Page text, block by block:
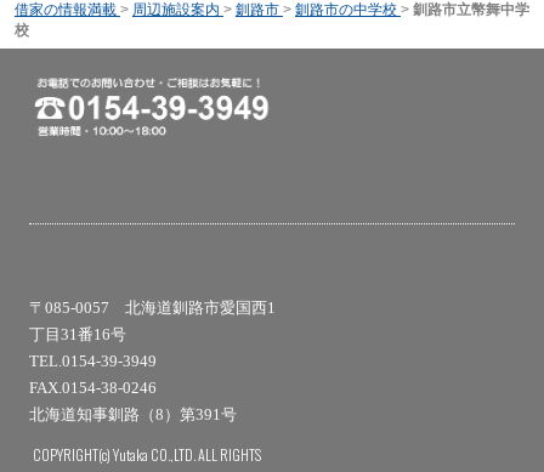
借家の情報満載 > 周辺施設案内 > 釧路市 > 釧路市の中学校 > 釧路市立幣舞中学
校
〒085-0057 北海道釧路市愛国西1
丁目31番16号
TEL.0154-39-3949
FAX.0154-38-0246
北海道知事釧路（8）第391号
COPYRIGHT(c) Yutaka CO.,LTD. ALL RIGHTS